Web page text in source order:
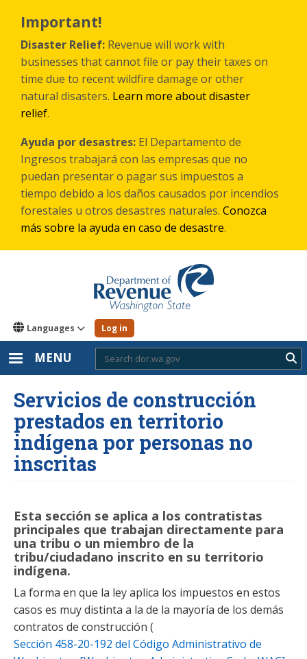
main
content
Important!
Disaster Relief: Revenue will work with
businesses that cannot file or pay their taxes on
time due to recent wildfire damage or other
natural disasters. Learn more about disaster
relief.
Ayuda por desastres: El Departamento de
Ingresos trabajará con las empresas que no
puedan presentar o pagar sus impuestos a
tiempo debido a los daños causados por incendios
forestales u otros desastres naturales. Conozca
más sobre la ayuda en caso de desastre.
Languages Log in
MENU
Servicios de construcción
prestados en territorio
indígena por personas no
inscritas
Esta sección se aplica a los contratistas
principales que trabajan directamente para
una tribu o un miembro de la
tribu/ciudadano inscrito en su territorio
indígena.
La forma en que la ley aplica los impuestos en estos
casos es muy distinta a la de la mayoría de los demás
contratos de construcción (
Sección 458-20-192 del Código Administrativo de